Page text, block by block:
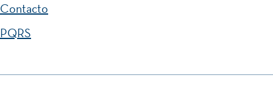
Contacto
PQRS